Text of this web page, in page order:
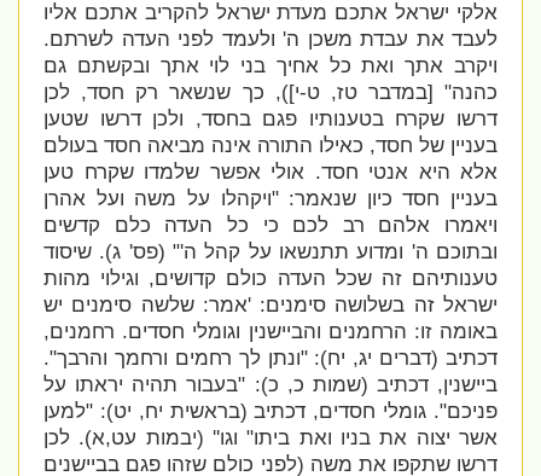
אלקי ישראל אתכם מעדת ישראל להקריב אתכם אליו
לעבד את עבדת משכן ה' ולעמד לפני העדה לשרתם.
ויקרב אתך ואת כל אחיך בני לוי אתך ובקשתם גם
כהנה" [במדבר טז, ט-י]), כך שנשאר רק חסד, לכן
דרשו שקרח בטענותיו פגם בחסד, ולכן דרשו שטען
בעניין של חסד, כאילו התורה אינה מביאה חסד בעולם
אלא היא אנטי חסד. אולי אפשר שלמדו שקרח טען
בעניין חסד כיון שנאמר: " ויקהלו על משה ועל אהרן
ויאמרו אלהם רב לכם כי כל העדה כלם קדשים
ובתוכם ה' ומדוע תתנשאו על קהל ה'" (פס' ג). שיסוד
טענותיהם זה שכל העדה כולם קדושים, וגילוי מהות
ישראל זה בשלושה סימנים: 'אמר: שלשה סימנים יש
באומה זו: הרחמנים והביישנין וגומלי חסדים. רחמנים,
דכתיב (דברים יג, יח): "ונתן לך רחמים ורחמך והרבך".
ביישנין, דכתיב (שמות כ, כ): "בעבור תהיה יראתו על
פניכם". גומלי חסדים, דכתיב (בראשית יח, יט): "למען
אשר יצוה את בניו ואת ביתו" וגו'' (יבמות עט,א). לכן
דרשו שתקפו את משה (לפני כולם שזהו פגם בביישנים